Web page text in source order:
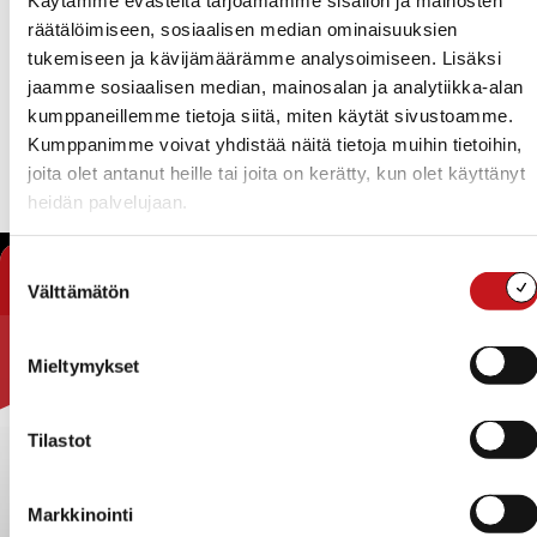
räätälöimiseen, sosiaalisen median ominaisuuksien
tukemiseen ja kävijämäärämme analysoimiseen. Lisäksi
jaamme sosiaalisen median, mainosalan ja analytiikka-alan
kumppaneillemme tietoja siitä, miten käytät sivustoamme.
Kumppanimme voivat yhdistää näitä tietoja muihin tietoihin,
joita olet antanut heille tai joita on kerätty, kun olet käyttänyt
heidän palvelujaan.
valinta
Välttämätön
Mieltymykset
Tilastot
Markkinointi
Toiminnan kuvaus:
Osoite: MTK:n postiosoite Palvalahdentie 130, 77930
Kerkonjoensuus
« Yhdistykset
Rautalammin kunta
Kuntainfo
sopimukset
Evästeet